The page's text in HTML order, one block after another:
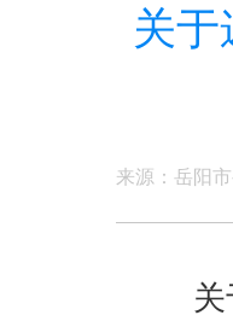
关
来源：岳阳